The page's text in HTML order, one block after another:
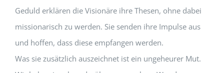
Geduld erklären die Visionäre ihre Thesen, ohne dabei
missionarisch zu werden. Sie senden ihre Impulse aus
und hoffen, dass diese empfangen werden.
Was sie zusätzlich auszeichnet ist ein ungeheurer Mut.